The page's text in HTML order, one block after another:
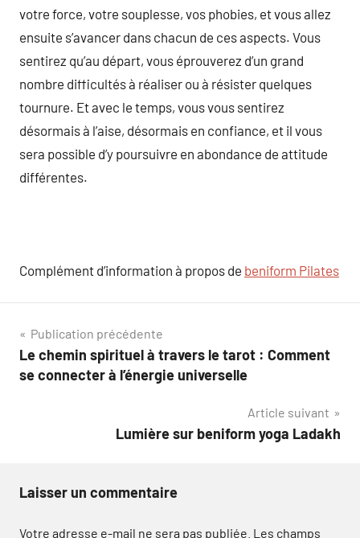
votre force, votre souplesse, vos phobies, et vous allez
ensuite s’avancer dans chacun de ces aspects. Vous
sentirez qu’au départ, vous éprouverez d’un grand
nombre difficultés à réaliser ou à résister quelques
tournure. Et avec le temps, vous vous sentirez
désormais à l’aise, désormais en confiance, et il vous
sera possible d’y poursuivre en abondance de attitude
différentes.
Complément d’information à propos de beniform Pilates
Navigation
de
Publication précédente
Le chemin spirituel à travers le tarot : Comment
se connecter à l’énergie universelle
Article suivant
Lumière sur beniform yoga Ladakh
Laisser un commentaire
Votre adresse e-mail ne sera pas publiée. Les champs